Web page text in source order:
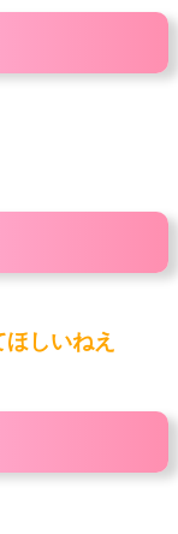
しいねえ